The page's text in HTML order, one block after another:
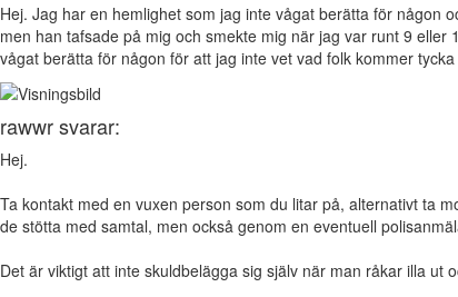
Hej. Jag har en hemlighet som jag inte vågat berätta för någon
men han tafsade på mig och smekte mig när jag var runt 9
vågat berätta för någon för att jag inte vet vad folk kommer
rawwr svarar:
Hej.
Ta kontakt med en vuxen person som du litar på, alternativt ta
de stötta med samtal, men också genom en eventuell
Det är viktigt att inte skuldbelägga sig själv när man råkar illa